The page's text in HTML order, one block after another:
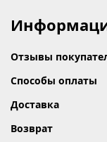
Отзывы
Способы оплаты
Доставка
Возврат